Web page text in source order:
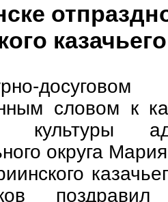
словом к
культуры
округа